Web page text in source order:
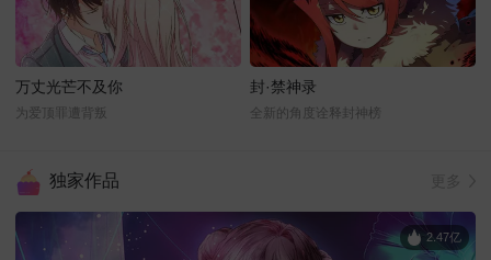
万丈光芒不及你
为爱顶罪遭背叛
封·禁神录
全新的角度诠释封神榜
独家作品
2.47亿